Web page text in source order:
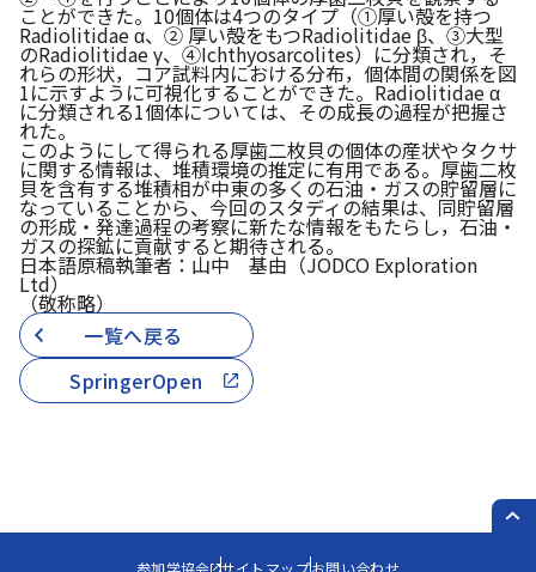
ことができた。10個体は4つのタイプ（①厚い殻を持つ
Radiolitidae α、② 厚い殻をもつRadiolitidae β、③大型
のRadiolitidae γ、④Ichthyosarcolites）に分類され，そ
れらの形状，コア試料内における分布，個体間の関係を図
1に示すように可視化することができた。Radiolitidae α
に分類される1個体については、その成長の過程が把握さ
れた。
このようにして得られる厚歯二枚貝の個体の産状やタクサ
に関する情報は、堆積環境の推定に有用である。厚歯二枚
貝を含有する堆積相が中東の多くの石油・ガスの貯留層に
なっていることから、今回のスタディの結果は、同貯留層
の形成・発達過程の考察に新たな情報をもたらし，石油・
ガスの探鉱に貢献すると期待される。
日本語原稿執筆者：山中 基由（JODCO Exploration
Ltd）
（敬称略）
一覧へ戻る
SpringerOpen